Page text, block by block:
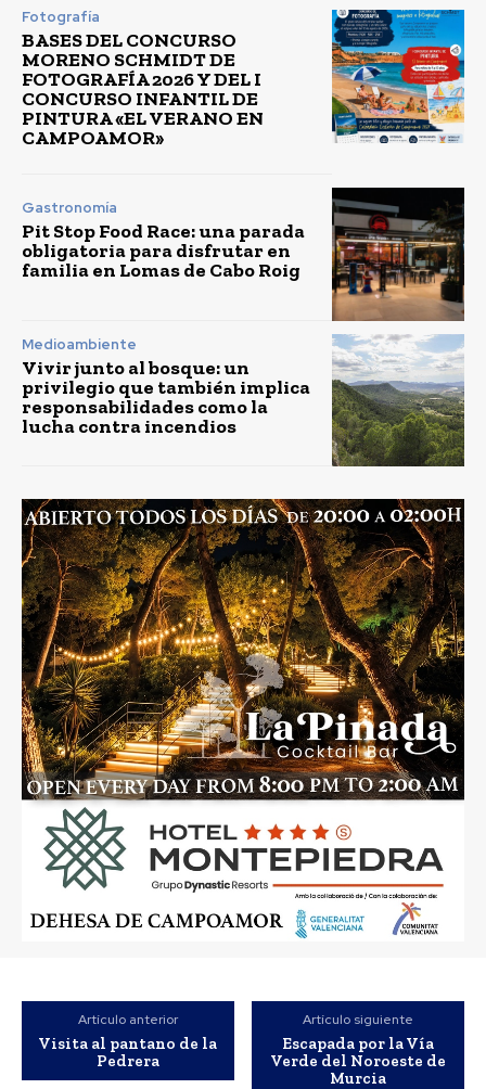
Fotografía
BASES DEL CONCURSO
MORENO SCHMIDT DE
FOTOGRAFÍA 2026 Y DEL I
CONCURSO INFANTIL DE
PINTURA «EL VERANO EN
CAMPOAMOR»
Gastronomía
Pit Stop Food Race: una parada
obligatoria para disfrutar en
familia en Lomas de Cabo Roig
Medioambiente
Vivir junto al bosque: un
privilegio que también implica
responsabilidades como la
lucha contra incendios
Artículo anterior
Visita al pantano de la
Pedrera
Artículo siguiente
Escapada por la Vía
Verde del Noroeste de
Murcia